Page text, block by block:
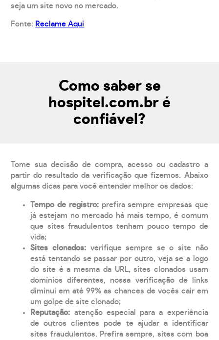
seja um site novo no mercado.
Fonte: Reclame Aqui
Como saber se
hospitel.com.br é
confiável?
Tome sua decisão de compra, acesso ou cadastro a
partir do resultado da verificação que fizemos. Abaixo
algumas dicas para você entender melhor os dados:
Tempo de registro: prefira sempre empresas que
já estejam no mercado há mais tempo, é comum
que sites fraudulentos tenham pouco tempo de
vida;
Sites clonados: verifique sempre se o site não
está tentando se passar por outro, veja se a logo
do site é a mesma da URL, sites clonados usam
domínios diferentes, nossa verificação de links
diminui em até 99% as chances de vocês cair em
um golpe de site clonado;
Reputação: atenção especial para a experiência
de outros clientes pode te ajudar a identificar
sites fraudulentos. Prefira sempre, sites com boa